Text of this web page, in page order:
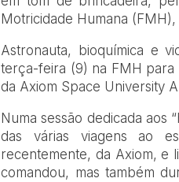
Motricidade Humana
Astronauta, bioquímica e
terça-feira (9) na FMH para
da Axiom Space University
Numa sessão dedicada aos
das várias viagens ao
recentemente, da Axiom, e
comandou, mas também